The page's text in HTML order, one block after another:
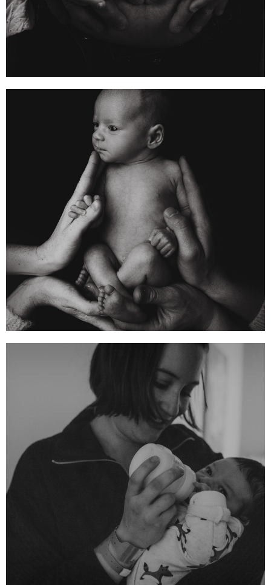
BON CADEAU
GROSSESSE
Offrez une séance photo pour des
souvenirs de cette jolie période
CONTACTEZ-MOI
BON CADEAU
NOUVEAU-NÉ
Offrez une séance photo pour la
naissance de bébé
CONTACTEZ-MOI